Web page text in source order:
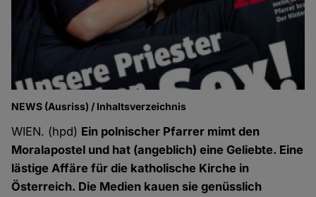
NEWS (Ausriss) / Inhaltsverzeichnis
WIEN. (hpd) Ein polnischer Pfarrer mimt den
Moralapostel und hat (angeblich) eine Geliebte. Eine
lästige Affäre für die katholische Kirche in
Österreich. Die Medien kauen sie genüsslich